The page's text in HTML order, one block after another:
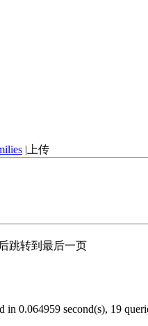
| 上传
跳转到最后一页
in 0.064959 second(s), 19